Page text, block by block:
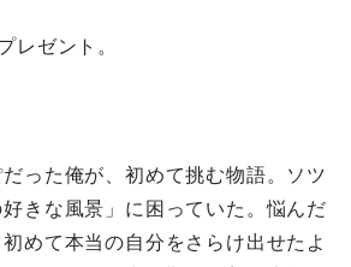
ゼント。
った俺が、初めて挑む物語。ソツ
きな風景」に困っていた。悩んだ
めて本当の自分をさらけ出せたよ